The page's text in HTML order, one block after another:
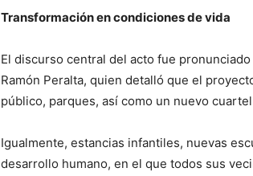
Transformación en condiciones de vida
El discurso central del acto fue
Ramón Peralta, quien detalló que el
público, parques, así como un nuevo
Igualmente, estancias infantiles, nuevas
desarrollo humano, en el que todos sus